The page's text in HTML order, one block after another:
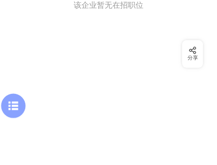
该企业暂无在招职位
分享